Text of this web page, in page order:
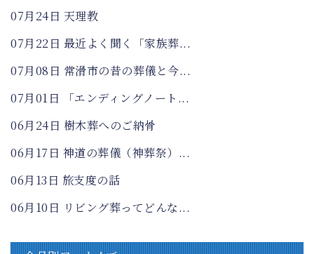
07月24日 天理教
07月22日 最近よく聞く「家族葬...
07月08日 常滑市の昔の葬儀と今...
07月01日 「エンディングノート...
06月24日 樹木葬へのご納骨
06月17日 神道の葬儀（神葬祭）...
06月13日 旅支度の話
06月10日 リビング葬ってどんな...